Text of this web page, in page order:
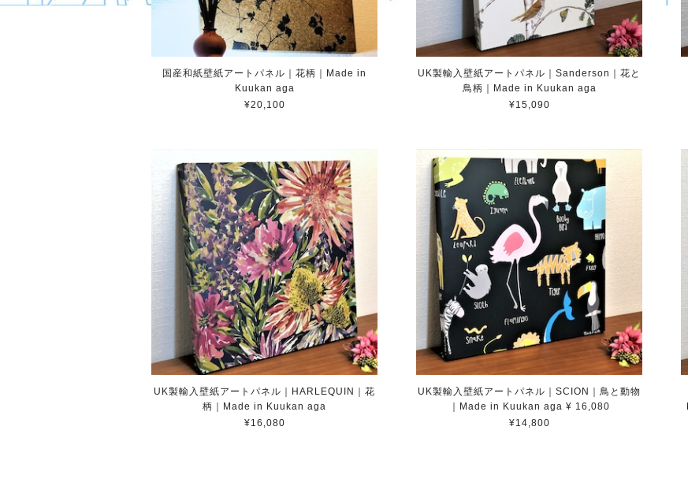
国産和紙壁紙アートパネル｜花柄｜Made in
Kuukan aga
¥20,100
UK製輸入壁紙アートパネル｜Sanderson｜花と
鳥柄｜Made in Kuukan aga
¥15,090
UK製輸入壁紙アートパネル｜HARLEQUIN｜花
柄｜Made in Kuukan aga
¥16,080
UK製輸入壁紙アートパネル｜SCION｜鳥と動物
｜Made in Kuukan aga ¥ 16,080
¥14,800